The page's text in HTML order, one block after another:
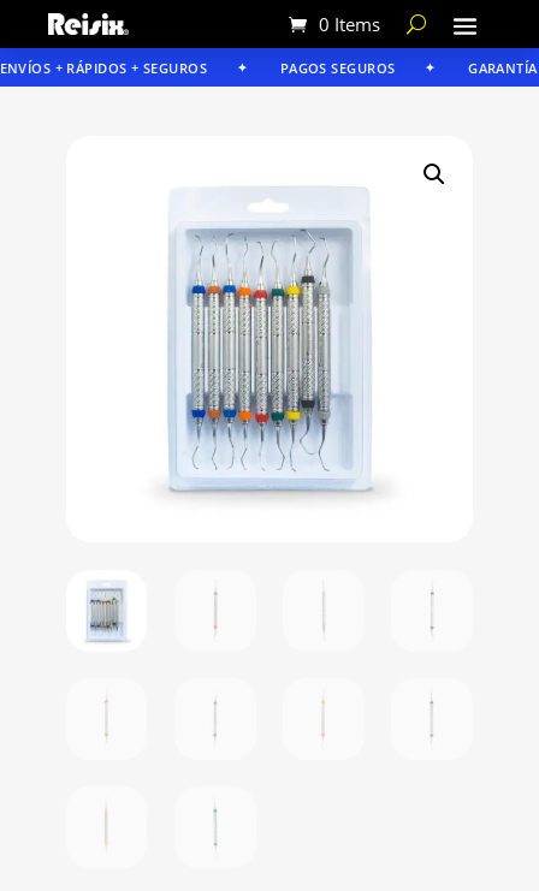
0 Items
+ RÁPIDOS + SEGUROS PAGOS SEGUROS GARANTÍA